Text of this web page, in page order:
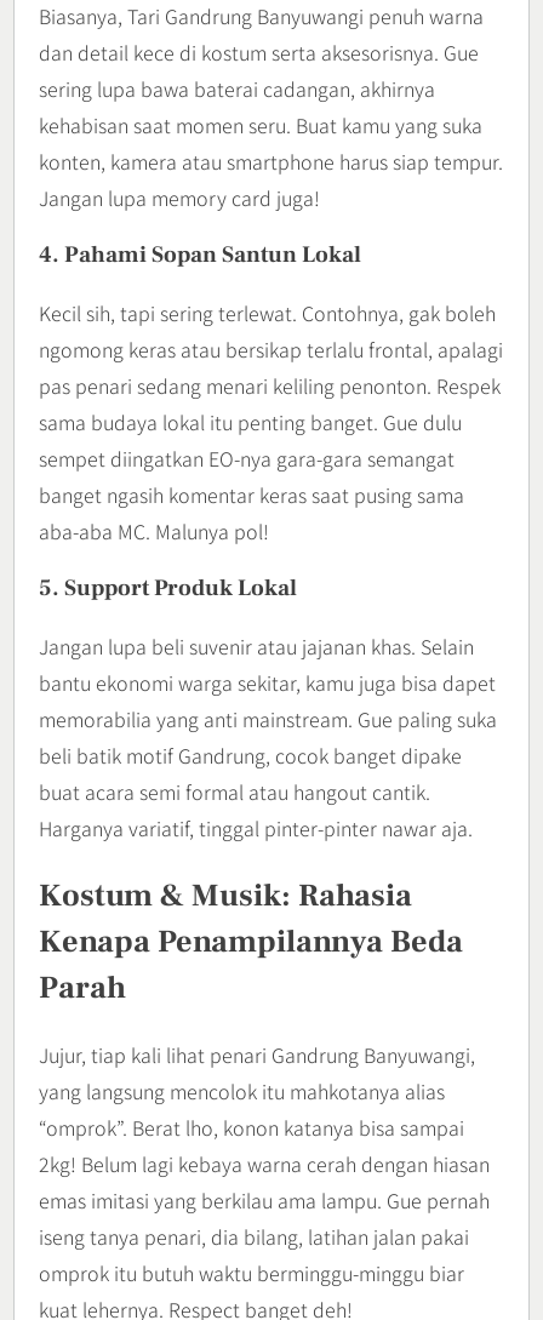
Biasanya, Tari Gandrung Banyuwangi penuh warna
dan detail kece di kostum serta aksesorisnya. Gue
sering lupa bawa baterai cadangan, akhirnya
kehabisan saat momen seru. Buat kamu yang suka
konten, kamera atau smartphone harus siap tempur.
Jangan lupa memory card juga!
4. Pahami Sopan Santun Lokal
Kecil sih, tapi sering terlewat. Contohnya, gak boleh
ngomong keras atau bersikap terlalu frontal, apalagi
pas penari sedang menari keliling penonton. Respek
sama budaya lokal itu penting banget. Gue dulu
sempet diingatkan EO-nya gara-gara semangat
banget ngasih komentar keras saat pusing sama
aba-aba MC. Malunya pol!
5. Support Produk Lokal
Jangan lupa beli suvenir atau jajanan khas. Selain
bantu ekonomi warga sekitar, kamu juga bisa dapet
memorabilia yang anti mainstream. Gue paling suka
beli batik motif Gandrung, cocok banget dipake
buat acara semi formal atau hangout cantik.
Harganya variatif, tinggal pinter-pinter nawar aja.
Kostum & Musik: Rahasia
Kenapa Penampilannya Beda
Parah
Jujur, tiap kali lihat penari Gandrung Banyuwangi,
yang langsung mencolok itu mahkotanya alias
“omprok”. Berat lho, konon katanya bisa sampai
2kg! Belum lagi kebaya warna cerah dengan hiasan
emas imitasi yang berkilau ama lampu. Gue pernah
iseng tanya penari, dia bilang, latihan jalan pakai
omprok itu butuh waktu berminggu-minggu biar
kuat lehernya. Respect banget deh!